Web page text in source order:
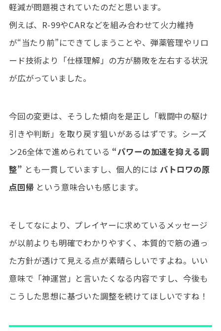
軽減が問題視されていたのだと思います。
例えば、R-99やCARなどを組み合わせて火力維持
が“当たり前”にできてしまうことや、弾薬管理やリロ
ード技術より「仕様理解」の方が勝敗を左右する状況
が広がっていました。
今回の変更は、そうした傾向を是正し「戦闘中の駆け
引きや判断」を取り戻す狙いがあるはずです。シーズ
ン26全体で進められている “パワーの加速を抑える調
整” とも一貫していますし、個人的にはバトロワの原
点回帰 という意味合いも感じます。
そしてなにより、プレイヤーに求めているメッセージ
が以前よりも明確でわかりやすく、本質的で筋の通っ
た方針が透けて見える点が素晴らしいですよね。いい
意味で「神運営」と言いたくなる内容ですし、今後も
こうした思想に基づいた調整を続けてほしいですね！